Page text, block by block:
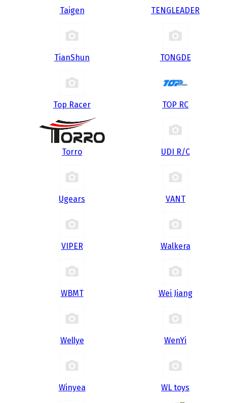
Taigen TENGLEADER
TianShun TONGDE
Top Racer TOP RC
Torro UDI R/С
Ugears VANT
VIPER Walkera
WBMT Wei Jiang
Wellye WenYi
Winyea WL toys